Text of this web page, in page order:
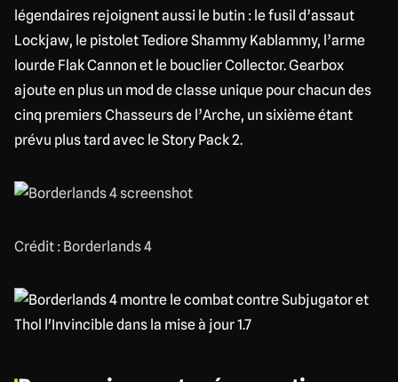
légendaires rejoignent aussi le butin : le fusil d’assaut
Lockjaw, le pistolet Tediore Shammy Kablammy, l’arme
lourde Flak Cannon et le bouclier Collector. Gearbox
ajoute en plus un mod de classe unique pour chacun des
cinq premiers Chasseurs de l’Arche, un sixième étant
prévu plus tard avec le Story Pack 2.
Crédit : Borderlands 4